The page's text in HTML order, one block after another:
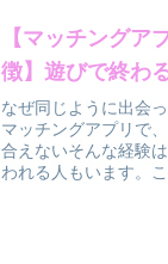
【マッチングア
徴】遊びで終わ
なぜ同じように出会
マッチングアプリで
合えないそんな経験
われる人もいます。